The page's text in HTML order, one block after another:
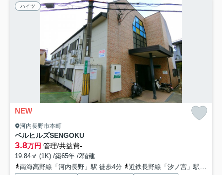
ハイツ
NEW
河内長野市本町
ベルヒルズSENGOKU
3.8万円 管理/共益費-
19.84㎡ (1K) /築65年 /2階建
南海高野線「河内長野」駅 徒歩4分
近鉄長野線「汐ノ宮」駅 徒歩25分